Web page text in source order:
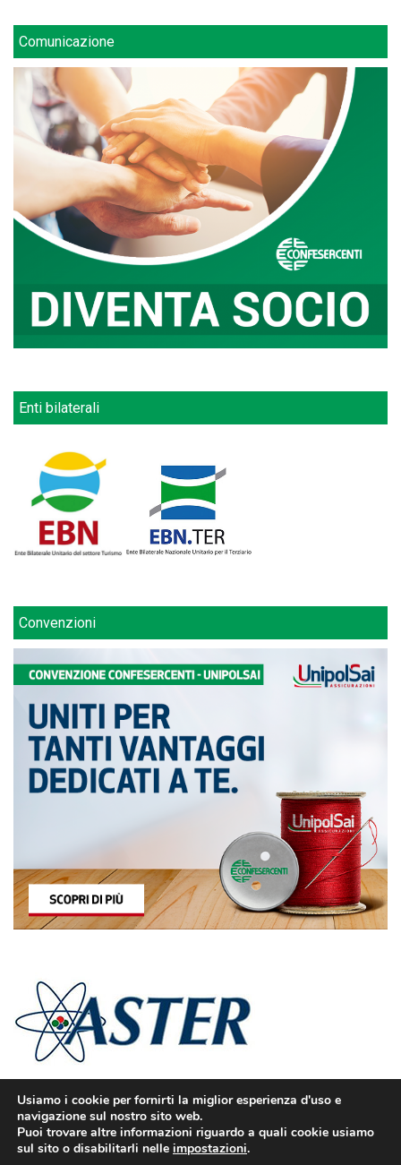
Comunicazione
Enti bilaterali
Convenzioni
Usiamo i cookie per fornirti la miglior esperienza d'uso e
navigazione sul nostro sito web.
Puoi trovare altre informazioni riguardo a quali cookie usiamo
sul sito o disabilitarli nelle impostazioni.